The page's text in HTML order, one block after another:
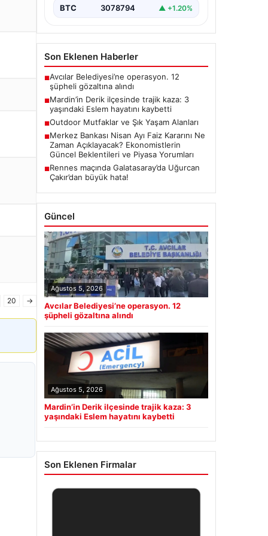
20 →
BTC 3078794 ▲ +1.20%
Son Eklenen Haberler
■Avcılar Belediyesi’ne operasyon. 12
şüpheli gözaltına alındı
■Mardin’in Derik ilçesinde trajik kaza: 3
yaşındaki Eslem hayatını kaybetti
■Outdoor Mutfaklar ve Şık Yaşam Alanları
■Merkez Bankası Nisan Ayı Faiz Kararını Ne
Zaman Açıklayacak? Ekonomistlerin
Güncel Beklentileri ve Piyasa Yorumları
■Rennes maçında Galatasaray’da Uğurcan
Çakır’dan büyük hata!
Güncel
Ağustos 5, 2026
Avcılar Belediyesi’ne operasyon. 12
şüpheli gözaltına alındı
Ağustos 5, 2026
Mardin’in Derik ilçesinde trajik kaza: 3
yaşındaki Eslem hayatını kaybetti
Son Eklenen Firmalar